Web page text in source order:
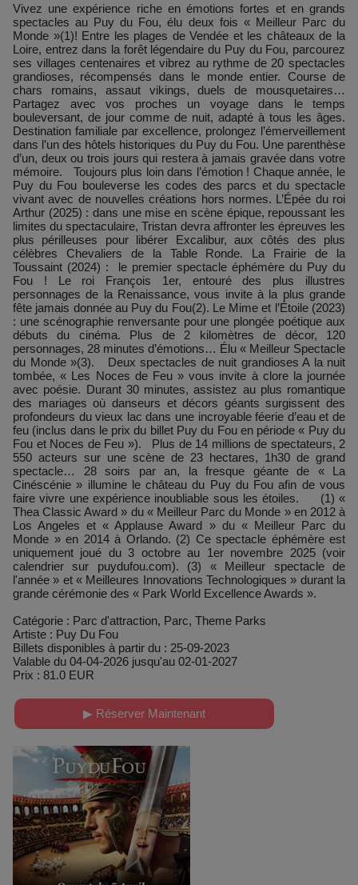
Vivez une expérience riche en émotions fortes et en grands
spectacles au Puy du Fou, élu deux fois « Meilleur Parc du
Monde »(1)! Entre les plages de Vendée et les châteaux de la
Loire, entrez dans la forêt légendaire du Puy du Fou, parcourez
ses villages centenaires et vibrez au rythme de 20 spectacles
grandioses, récompensés dans le monde entier. Course de
chars romains, assaut vikings, duels de mousquetaires…
Partagez avec vos proches un voyage dans le temps
bouleversant, de jour comme de nuit, adapté à tous les âges.
Destination familiale par excellence, prolongez l’émerveillement
dans l’un des hôtels historiques du Puy du Fou. Une parenthèse
d’un, deux ou trois jours qui restera à jamais gravée dans votre
mémoire. Toujours plus loin dans l’émotion ! Chaque année, le
Puy du Fou bouleverse les codes des parcs et du spectacle
vivant avec de nouvelles créations hors normes. L’Épée du roi
Arthur (2025) : dans une mise en scène épique, repoussant les
limites du spectaculaire, Tristan devra affronter les épreuves les
plus périlleuses pour libérer Excalibur, aux côtés des plus
célèbres Chevaliers de la Table Ronde. La Frairie de la
Toussaint (2024) : le premier spectacle éphémère du Puy du
Fou ! Le roi François 1er, entouré des plus illustres
personnages de la Renaissance, vous invite à la plus grande
fête jamais donnée au Puy du Fou(2). Le Mime et l’Étoile (2023)
: une scénographie renversante pour une plongée poétique aux
débuts du cinéma. Plus de 2 kilomètres de décor, 120
personnages, 28 minutes d’émotions… Élu « Meilleur Spectacle
du Monde »(3). Deux spectacles de nuit grandioses A la nuit
tombée, « Les Noces de Feu » vous invite à clore la journée
avec poésie. Durant 30 minutes, assistez au plus romantique
des mariages où danseurs et décors géants surgissent des
profondeurs du vieux lac dans une incroyable féerie d’eau et de
feu (inclus dans le prix du billet Puy du Fou en période « Puy du
Fou et Noces de Feu »). Plus de 14 millions de spectateurs, 2
550 acteurs sur une scène de 23 hectares, 1h30 de grand
spectacle… 28 soirs par an, la fresque géante de « La
Cinéscénie » illumine le château du Puy du Fou afin de vous
faire vivre une expérience inoubliable sous les étoiles. (1) «
Thea Classic Award » du « Meilleur Parc du Monde » en 2012 à
Los Angeles et « Applause Award » du « Meilleur Parc du
Monde » en 2014 à Orlando. (2) Ce spectacle éphémère est
uniquement joué du 3 octobre au 1er novembre 2025 (voir
calendrier sur puydufou.com). (3) « Meilleur spectacle de
l'année » et « Meilleures Innovations Technologiques » durant la
grande cérémonie des « Park World Excellence Awards ».
Catégorie : Parc d'attraction, Parc, Theme Parks
Artiste : Puy Du Fou
Billets disponibles à partir du : 25-09-2023
Valable du 04-04-2026 jusqu'au 02-01-2027
Prix : 81.0 EUR
▶ Réserver Maintenant